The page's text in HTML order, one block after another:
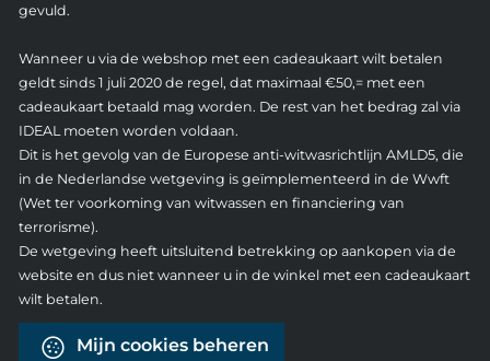
gevuld.
Wanneer u via de webshop met een cadeaukaart wilt betalen
geldt sinds 1 juli 2020 de regel, dat maximaal €50,= met een
cadeaukaart betaald mag worden. De rest van het bedrag zal via
IDEAL moeten worden voldaan.
Dit is het gevolg van de Europese anti-witwasrichtlijn AMLD5, die
in de Nederlandse wetgeving is geïmplementeerd in de Wwft
(Wet ter voorkoming van witwassen en financiering van
terrorisme).
De wetgeving heeft uitsluitend betrekking op aankopen via de
website en dus niet wanneer u in de winkel met een cadeaukaart
wilt betalen.
Mijn cookies beheren